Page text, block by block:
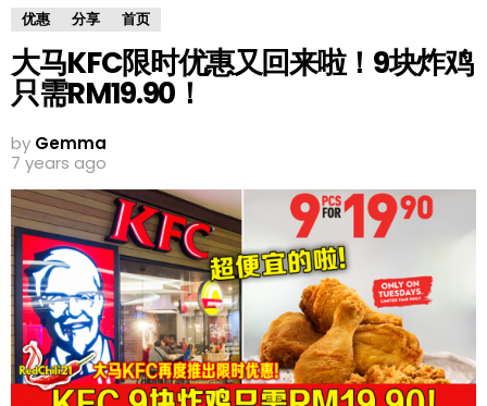
优惠
分享 首页
大马KFC限时优惠又回来啦！9块炸鸡
只需RM19.90！
by Gemma
7 years ago